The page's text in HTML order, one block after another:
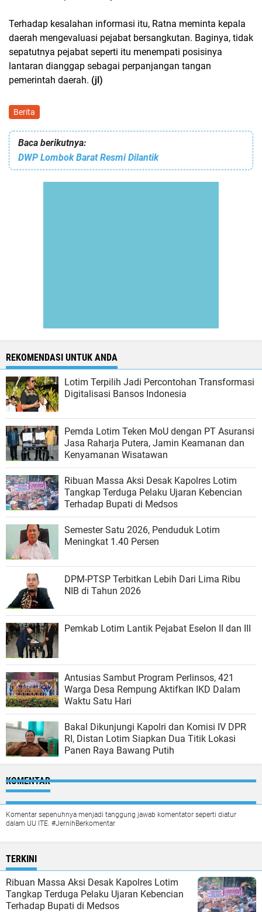
Terhadap kesalahan informasi itu, Ratna meminta kepala
daerah mengevaluasi pejabat bersangkutan. Baginya, tidak
sepatutnya pejabat seperti itu menempati posisinya
lantaran dianggap sebagai perpanjangan tangan
pemerintah daerah. (jl)
Berita
Baca berikutnya:
DWP Lombok Barat Resmi Dilantik
REKOMENDASI UNTUK ANDA
Lotim Terpilih Jadi Percontohan Transformasi
Digitalisasi Bansos Indonesia
Pemda Lotim Teken MoU dengan PT Asuransi
Jasa Raharja Putera, Jamin Keamanan dan
Kenyamanan Wisatawan
Ribuan Massa Aksi Desak Kapolres Lotim
Tangkap Terduga Pelaku Ujaran Kebencian
Terhadap Bupati di Medsos
Semester Satu 2026, Penduduk Lotim
Meningkat 1.40 Persen
DPM-PTSP Terbitkan Lebih Dari Lima Ribu
NIB di Tahun 2026
Pemkab Lotim Lantik Pejabat Eselon II dan III
Antusias Sambut Program Perlinsos, 421
Warga Desa Rempung Aktifkan IKD Dalam
Waktu Satu Hari
Bakal Dikunjungi Kapolri dan Komisi IV DPR
RI, Distan Lotim Siapkan Dua Titik Lokasi
Panen Raya Bawang Putih
KOMENTAR
Komentar sepenuhnya menjadi tanggung jawab komentator seperti diatur
dalam UU ITE. #JernihBerkomentar
TERKINI
Ribuan Massa Aksi Desak Kapolres Lotim
Tangkap Terduga Pelaku Ujaran Kebencian
Terhadap Bupati di Medsos